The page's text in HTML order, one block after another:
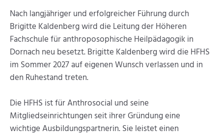
Nach langjähriger und erfolgreicher Führung durch
Brigitte Kaldenberg wird die Leitung der Höheren
Fachschule für anthroposophische Heilpädagogik in
Dornach neu besetzt. Brigitte Kaldenberg wird die HFHS
im Sommer 2027 auf eigenen Wunsch verlassen und in
den Ruhestand treten.
Die HFHS ist für Anthrosocial und seine
Mitgliedseinrichtungen seit ihrer Gründung eine
wichtige Ausbildungspartnerin. Sie leistet einen